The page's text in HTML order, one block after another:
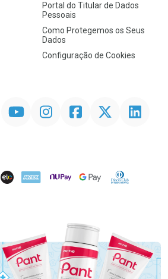
Portal do Titular de Dados
Pessoais
Como Protegemos os Seus
Dados
Configuração de Cookies
InstagramFacebookTwitter Linkedin
ELO AMEX NuPay Google PayDiners Club